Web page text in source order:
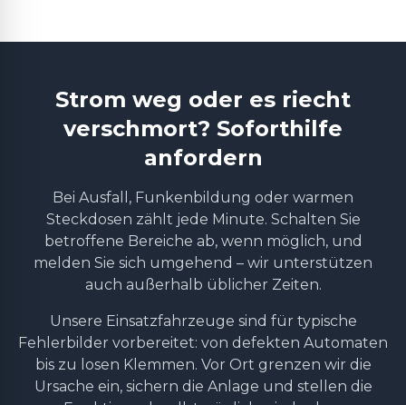
Strom weg oder es riecht
verschmort? Soforthilfe
anfordern
Bei Ausfall, Funkenbildung oder warmen
Steckdosen zählt jede Minute. Schalten Sie
betroffene Bereiche ab, wenn möglich, und
melden Sie sich umgehend – wir unterstützen
auch außerhalb üblicher Zeiten.
Unsere Einsatzfahrzeuge sind für typische
Fehlerbilder vorbereitet: von defekten Automaten
bis zu losen Klemmen. Vor Ort grenzen wir die
Ursache ein, sichern die Anlage und stellen die